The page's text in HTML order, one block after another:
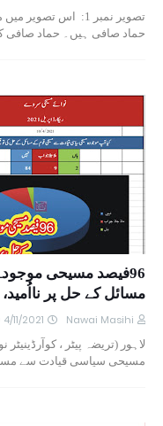
تصویر نمبر 1: اس
حماد صافی ہیں۔ حماد
96فیصد مسیحی
مسائل کے حل پر
Nawai Masihi 4/11/2021 12:22:00 م
مسیحی سیاسی قیادت سے